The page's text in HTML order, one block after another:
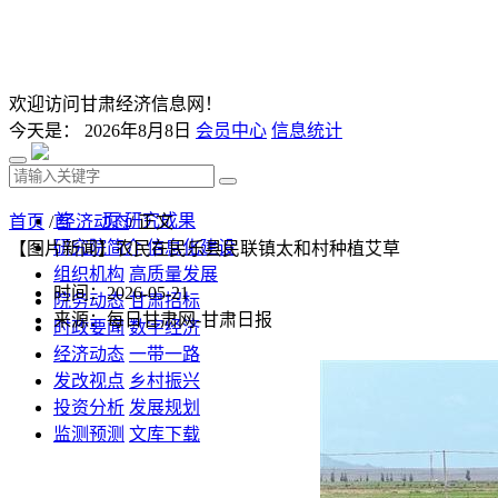
欢迎访问甘肃经济信息网！
今天是： 2026年8月8日 会员中心 信息统计
首 页 研究成果
研究院简介 信息化建设
组织机构 高质量发展
院务动态 甘肃招标
时政要闻 数字经济
经济动态 一带一路
发改视点 乡村振兴
投资分析 发展规划
监测预测 文库下载
首页 /经济动态/ 正文
【图片新闻】农民在民乐县民联镇太和村种植艾草
时间：2026-05-21
来源：每日甘肃网-甘肃日报